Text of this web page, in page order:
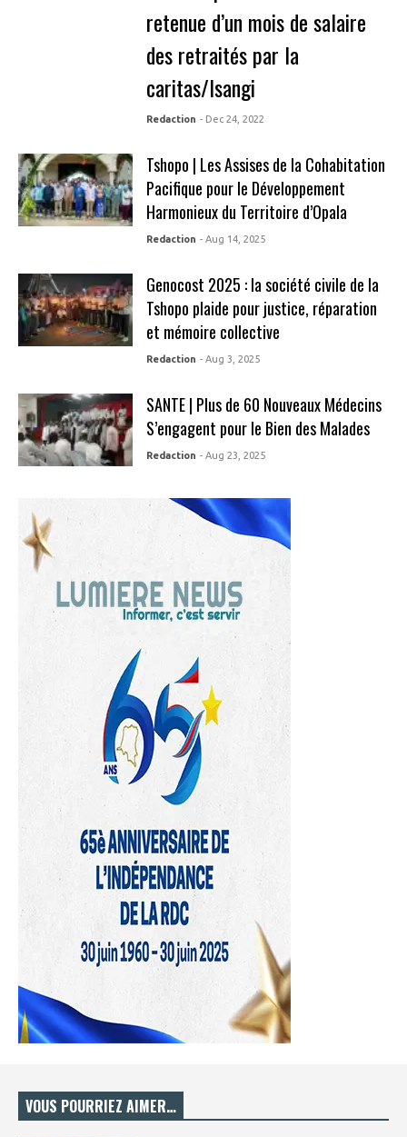
retenue d’un mois de salaire
des retraités par la
caritas/Isangi
Redaction - Dec 24, 2022
Tshopo | Les Assises de la Cohabitation
Pacifique pour le Développement
Harmonieux du Territoire d’Opala
Redaction - Aug 14, 2025
Genocost 2025 : la société civile de la
Tshopo plaide pour justice, réparation
et mémoire collective
Redaction - Aug 3, 2025
SANTE | Plus de 60 Nouveaux Médecins
S’engagent pour le Bien des Malades
Redaction - Aug 23, 2025
VOUS POURRIEZ AIMER…